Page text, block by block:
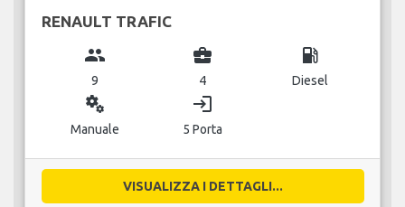
RENAULT TRAFIC
group
9
business_center
4
local_gas_station
Diesel
miscellaneous_services
Manuale
login
5 Porta
VISUALIZZA I DETTAGLI...